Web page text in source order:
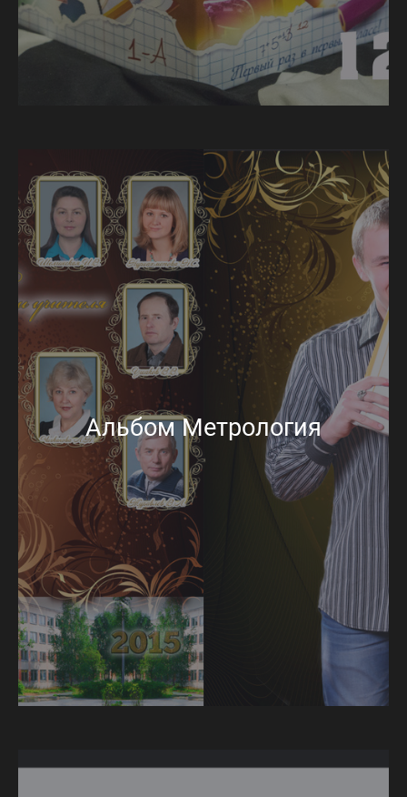
Альбом Метрология